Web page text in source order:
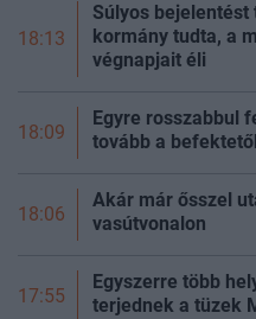
18:13
Súlyos
kormány tudta, a
végnapjait éli
18:09
Egyre rosszabbul
tovább a
18:06
Akár már ősszel
vasútvonalon
17:55
Egyszerre több
terjednek a tüzek